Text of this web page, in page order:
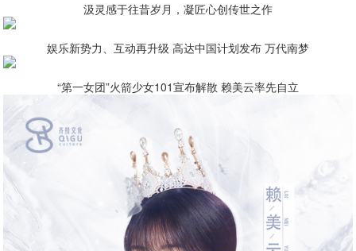
汲灵感于往昔岁月，凝匠心创传世之作
娱乐新势力、互动再升级 高达中国计划发布 万代南梦
“第一女团”火箭少女101宣布解散 赖美云率先自立